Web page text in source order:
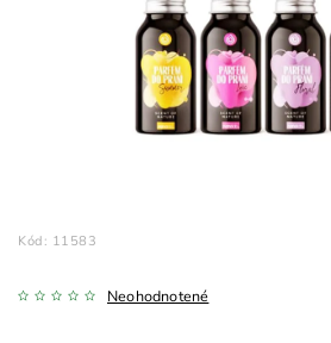
Kód: 11583
Neohodnotené